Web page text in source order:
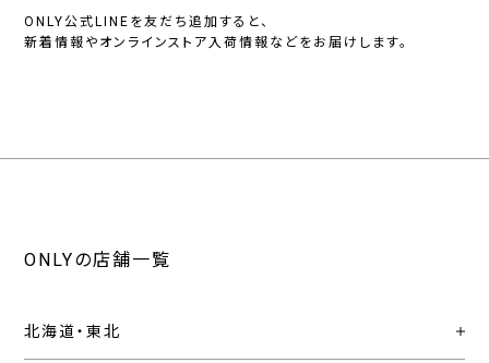
ONLY公式LINEを友だち追加すると、
新着情報やオンラインストア入荷情報などをお届けします。
ONLYの店舗一覧
北海道・東北